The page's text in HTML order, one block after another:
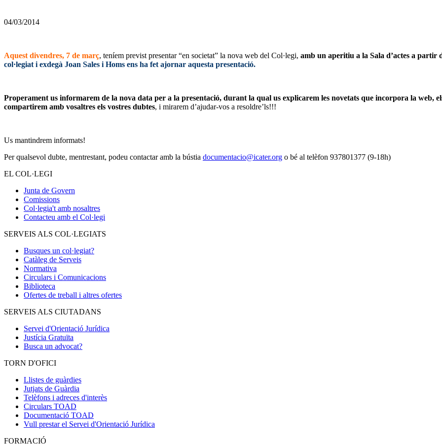
04/03/2014
Aquest divendres, 7 de març, teníem previst presentar “en societat” la nova web del Col·legi, amb un aperitiu a la Sala d’actes a partir
col·legiat i exdegà Joan Sales i Homs ens ha fet ajornar aquesta presentació.
Properament us informarem de la nova data per a la presentació, durant la qual us explicarem les novetats que incorpora la web,
compartirem amb vosaltres els vostres dubtes, i mirarem d’ajudar-vos a resoldre’ls!!!
Us mantindrem informats!
Per qualsevol dubte, mentrestant, podeu contactar amb la bústia documentacio@icater.org o bé al telèfon 937801377 (9-18h)
EL COL·LEGI
Junta de Govern
Comissions
Col·legia't amb nosaltres
Contacteu amb el Col·legi
SERVEIS ALS COL·LEGIATS
Busques un col·legiat?
Catàleg de Serveis
Normativa
Circulars i Comunicacions
Biblioteca
Ofertes de treball i altres ofertes
SERVEIS ALS CIUTADANS
Servei d'Orientació Jurídica
Justícia Gratuïta
Busca un advocat?
TORN D'OFICI
Llistes de guàrdies
Jutjats de Guàrdia
Telèfons i adreces d'interès
Circulars TOAD
Documentació TOAD
Vull prestar el Servei d'Orientació Jurídica
FORMACIÓ